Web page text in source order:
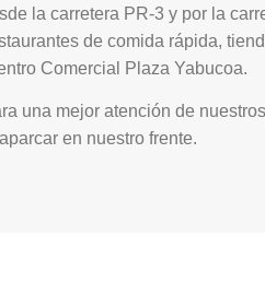
la carretera PR-3 y por la
de comida rápida,
Comercial Plaza Yabucoa.
una mejor atención de
en nuestro frente.